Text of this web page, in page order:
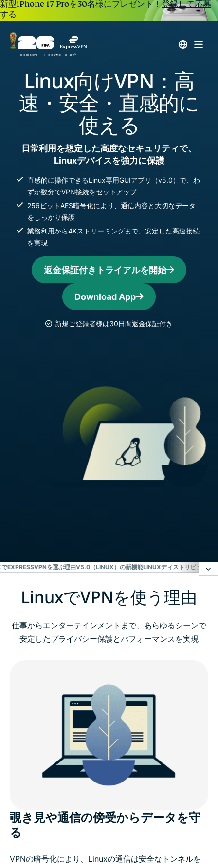
新型iPhone 17 Proを30名様にプレゼント！登録して応募
する
Linux向けVPN：高
速・安全・直感的に
使える
日常利用を想定した高度なセキュリティで、
Linuxデバイスを強力に保護
直感的に操作できるLinux専用GUIアプリ（v5.0）で、わ
ずか数分でVPN接続をセットアップ
256ビットAES暗号化により、通信内容と大切なデータ
をしっかり保護
業務利用から4Kストリーミングまで、安定した高速接続
を実現
返金保証付きトライアルを開始
Download App
新規ご登録者様は30日間返金保証付き
EXPRESSVPNを選ぶ理由V5.0（LINUX）の新機能LINUXディストリビューシ
LinuxでVPNを使う理由
LinuxでExpressVPNを設定する方法
LinuxでExpressVPNを選ぶ理由
v5.0（Linux）の新機能
Linuxディストリビューション対応状況
Linux向けExpressVPN：高度な機能
よくあるご質問
LinuxでVPNを使う理由
仕事からエンターテインメントまで、あらゆるシーンで
安定したプライバシー保護とパフォーマンスを実現
覗き見や通信の傍受からデータを守
る
VPNの暗号化により、Linuxの通信は安全なトンネルを